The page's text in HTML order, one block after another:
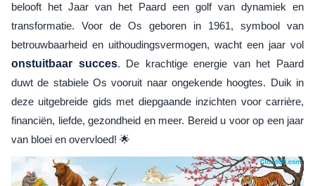
belooft het Jaar van het Paard een golf van dynamiek en
transformatie. Voor de Os geboren in 1961, symbool van
betrouwbaarheid en uithoudingsvermogen, wacht een jaar vol
onstuitbaar succes. De krachtige energie van het Paard
duwt de stabiele Os vooruit naar ongekende hoogtes. Duik in
deze uitgebreide gids met diepgaande inzichten voor carrière,
financiën, liefde, gezondheid en meer. Bereid u voor op een jaar
van bloei en overvloed! 🌟